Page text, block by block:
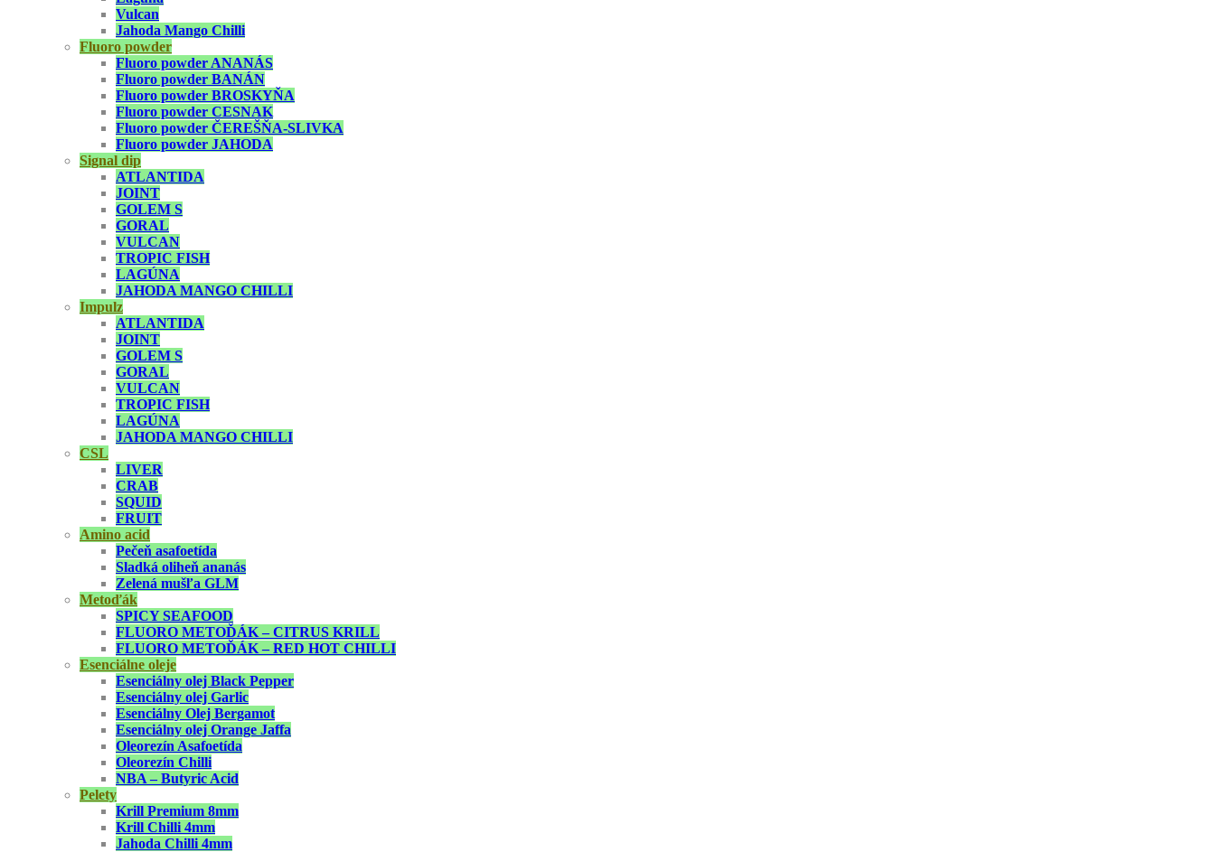
Vulcan
Jahoda Mango Chilli
Fluoro powder
Fluoro powder ANANÁS
Fluoro powder BANÁN
Fluoro powder BROSKYŇA
Fluoro powder CESNAK
Fluoro powder ČEREŠŇA-SLIVKA
Fluoro powder JAHODA
Signal dip
ATLANTIDA
JOINT
GOLEM S
GORAL
VULCAN
TROPIC FISH
LAGÚNA
JAHODA MANGO CHILLI
Impulz
ATLANTIDA
JOINT
GOLEM S
GORAL
VULCAN
TROPIC FISH
LAGÚNA
JAHODA MANGO CHILLI
CSL
LIVER
CRAB
SQUID
FRUIT
Amino acid
Pečeň asafoetída
Sladká oliheň ananás
Zelená mušľa GLM
Metoďák
SPICY SEAFOOD
FLUORO METOĎÁK – CITRUS KRILL
FLUORO METOĎÁK – RED HOT CHILLI
Esenciálne oleje
Esenciálny olej Black Pepper
Esenciálny olej Garlic
Esenciálny Olej Bergamot
Esenciálny olej Orange Jaffa
Oleorezín Asafoetída
Oleorezín Chilli
NBA – Butyric Acid
Pelety
Krill Premium 8mm
Krill Chilli 4mm
Jahoda Chilli 4mm